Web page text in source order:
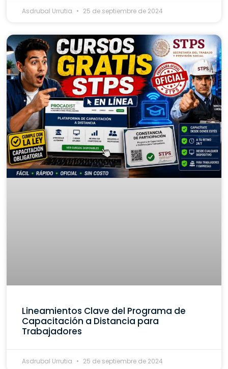
Asdrubal Urrutia 25 de septiembre de 2024
Lineamientos Clave del Programa de
Capacitación a Distancia para
Trabajadores
Asdrubal Urrutia 25 de septiembre de 2024